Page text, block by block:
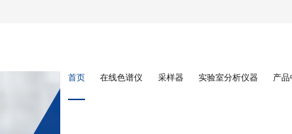
首页 在线色谱仪 采样器 实验室分析仪器 产